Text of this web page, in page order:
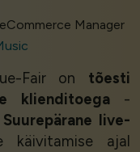
Manager
Fair on tõesti
klienditoega-
Suurepärane live-
käivitamise ajal